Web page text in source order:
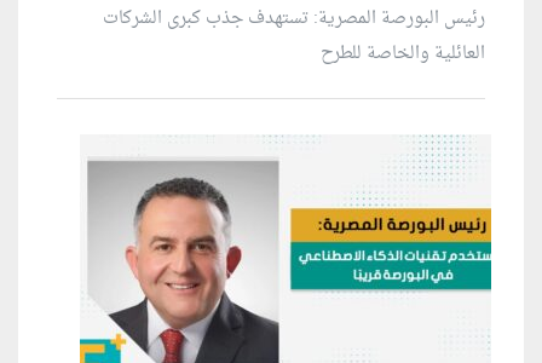
رئيس البورصة المصرية: تستهدف جذب كبرى الشركات
العائلية والخاصة للطرح